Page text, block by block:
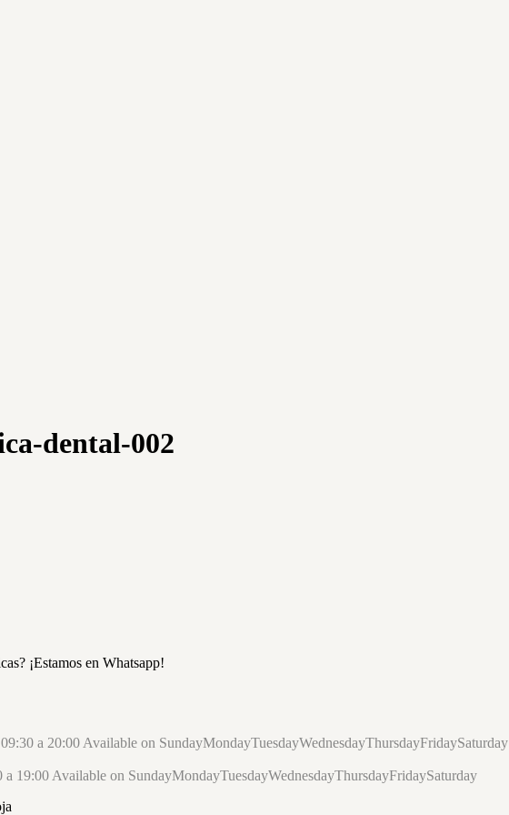
dental-002
¡Estamos en Whatsapp!
09:30 a 20:00 Available on SundayMondayTuesdayWednesdayThursdayFridaySaturday
a 19:00 Available on SundayMondayTuesdayWednesdayThursdayFridaySaturday